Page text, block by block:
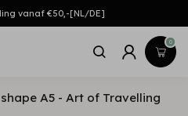
vanaf €50,-[NL/DE]
0
A5 - Art of Travelling